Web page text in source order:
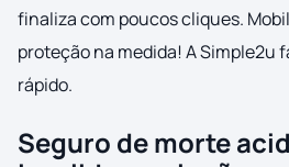
finaliza com poucos cliques.
proteção na medida! A Simple2u
rápido.
Seguro de morte